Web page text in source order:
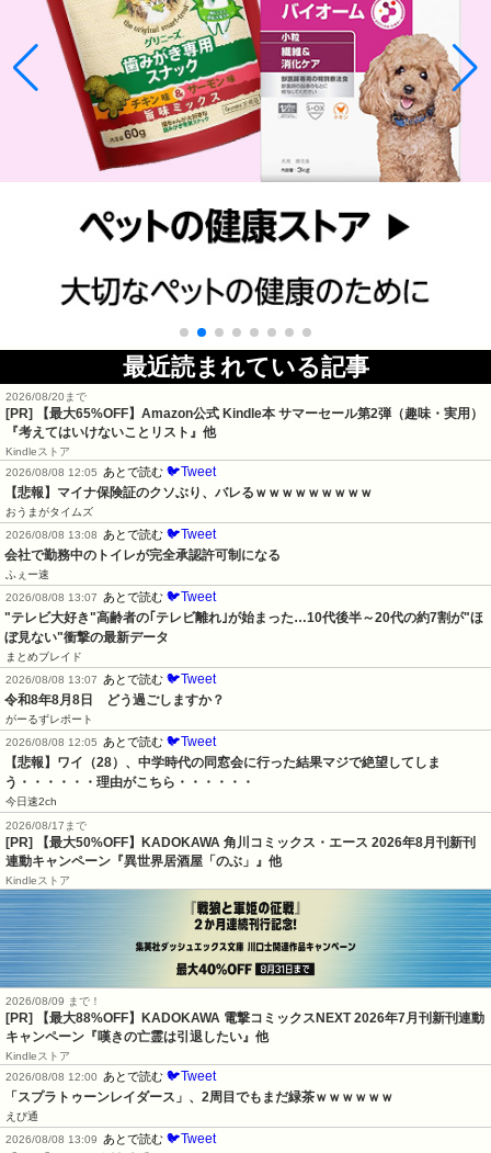
最近読まれている記事
2026/08/20まで
[PR]
【最大65%OFF】Amazon公式 Kindle本 サマーセール第2弾（趣味・実用）
『考えてはいけないことリスト』他
Kindleストア
2026/08/08 12:05
あとで読む 🐦Tweet
【悲報】マイナ保険証のクソぶり、バレるｗｗｗｗｗｗｗｗｗ
おうまがタイムズ
2026/08/08 13:08
あとで読む 🐦Tweet
会社で勤務中のトイレが完全承認許可制になる
ふぇー速
2026/08/08 13:07
あとで読む 🐦Tweet
"テレビ大好き"高齢者の｢テレビ離れ｣が始まった…10代後半～20代の約7割が"ほ
ぼ見ない"衝撃の最新データ
まとめブレイド
2026/08/08 13:07
あとで読む 🐦Tweet
令和8年8月8日　どう過ごしますか？
がーるずレポート
2026/08/08 12:05
あとで読む 🐦Tweet
【悲報】ワイ（28）、中学時代の同窓会に行った結果マジで絶望してしま
う・・・・・・理由がこちら・・・・・・
今日速2ch
2026/08/17まで
[PR] 【最大50%OFF】KADOKAWA 角川コミックス・エース 2026年8月刊新刊
連動キャンペーン『異世界居酒屋「のぶ」』他
Kindleストア
2026/08/09 まで！
[PR] 【最大88%OFF】KADOKAWA 電撃コミックスNEXT 2026年7月刊新刊連動
キャンペーン『嘆きの亡霊は引退したい』他
Kindleストア
2026/08/08 12:00
あとで読む 🐦Tweet
「スプラトゥーンレイダース」、2周目でもまだ緑茶ｗｗｗｗｗｗ
えび通
2026/08/08 13:09
あとで読む 🐦Tweet